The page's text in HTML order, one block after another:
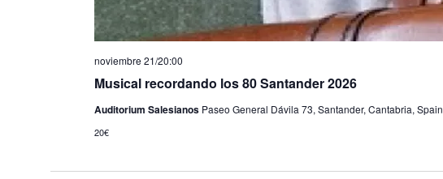
Musical recordando los 80 Santander 2026
noviembre 21/20:00
Auditorium Salesianos Paseo General Dávila 73, Santander, Cantabria, Spain
20€